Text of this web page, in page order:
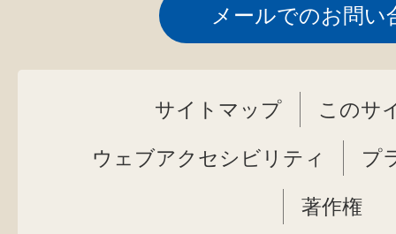
メールでのお問い
サイトマップ このサ
ウェブアクセシビリティ プ
著作権